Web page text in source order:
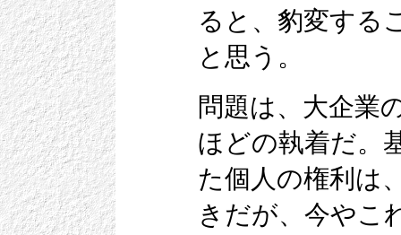
ると、豹変する
と思う。
問題は、大企業
ほどの執着だ。
た個人の権利は
きだが、今やこ